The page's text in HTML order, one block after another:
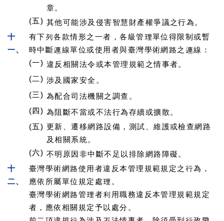
章。
(五) 其他可能涉及侵害智慧財產權爭議之行為。
十
一、
有下列各款情形之一者，各級管理單位得限制或暫
時中斷連線單位或使用者與臺灣學術網路之連線：
(一) 違反相關法令或本管理規範之情事者。
(二) 涉及國家安全。
(三) 為配合司法機關之調查。
(四) 為阻斷不當或不法行為存續或擴散。
(五) 更新、遷移網路設備，測試、維護或檢查網路
及相關系統。
(六) 不明原因非中斷不足以排除網路障礙。
十
二、
臺灣學術網路使用者違反本管理規範規定之行為，
應依所屬單位規定處理。
臺灣學術網路管理者利用職務違反本管理規範規定
者，應依相關規定予以處分。